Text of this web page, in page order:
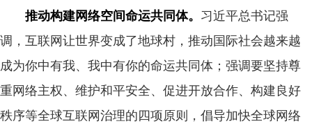
推动构建网络空间命运共同体。 习近平总书记强
调，互联网让世界变成了地球村，推动国际社会越来越
成为你中有我、我中有你的命运共同体；强调要坚持尊
重网络主权、维护和平安全、促进开放合作、构建良好
秩序等全球互联网治理的四项原则，倡导加快全球网络